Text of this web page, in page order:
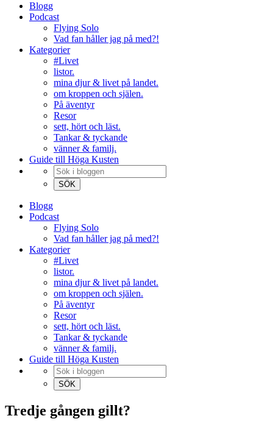
Blogg
Podcast
Flying Solo
Vad fan håller jag på med?!
Kategorier
#Livet
listor.
mina djur & livet på landet.
om kroppen och själen.
På äventyr
Resor
sett, hört och läst.
Tankar & tyckande
vänner & familj.
Guide till Höga Kusten
Blogg
Podcast
Flying Solo
Vad fan håller jag på med?!
Kategorier
#Livet
listor.
mina djur & livet på landet.
om kroppen och själen.
På äventyr
Resor
sett, hört och läst.
Tankar & tyckande
vänner & familj.
Guide till Höga Kusten
Tredje gången gillt?